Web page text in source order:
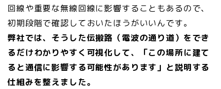
回線や重要な無線回線に影響することもあるので、
初期段階で確認しておいたほうがいいんです。
弊社では、そうした伝搬路（電波の通り道）をでき
るだけわかりやすく可視化して、「この場所に建て
ると通信に影響する可能性があります」と説明する
仕組みを整えました。